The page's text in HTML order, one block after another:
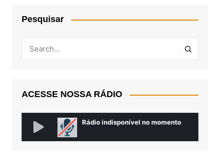
Pesquisar
ACESSE NOSSA RÁDIO